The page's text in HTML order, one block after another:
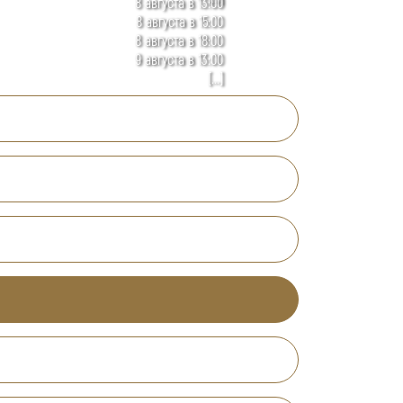
8 августа в 15:00
8 августа в 18:00
9 августа в 13:00
[...]